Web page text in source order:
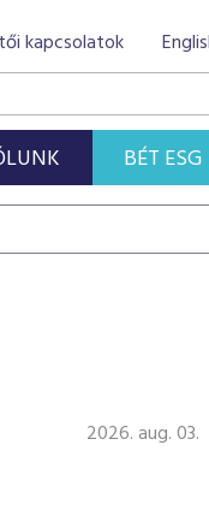
kapcsolatok
BÉT ESG
2026. aug. 03.